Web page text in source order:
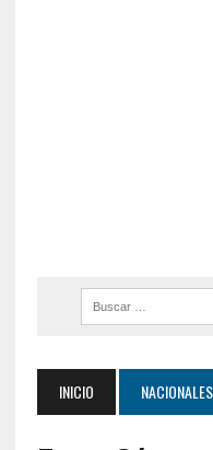
INICIO NACIONALES